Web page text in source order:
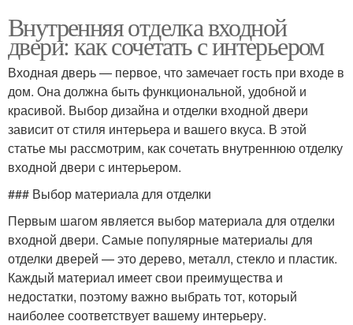
Внутренняя отделка входной
двери: как сочетать с интерьером
Входная дверь — первое, что замечает гость при входе в
дом. Она должна быть функциональной, удобной и
красивой. Выбор дизайна и отделки входной двери
зависит от стиля интерьера и вашего вкуса. В этой
статье мы рассмотрим, как сочетать внутреннюю отделку
входной двери с интерьером.
### Выбор материала для отделки
Первым шагом является выбор материала для отделки
входной двери. Самые популярные материалы для
отделки дверей — это дерево, металл, стекло и пластик.
Каждый материал имеет свои преимущества и
недостатки, поэтому важно выбрать тот, который
наиболее соответствует вашему интерьеру.